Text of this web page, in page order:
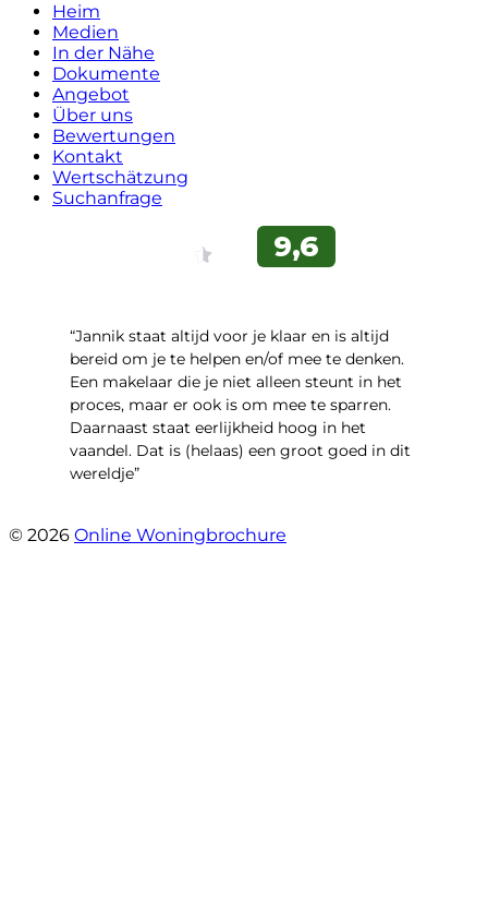
Heim
Medien
In der Nähe
Dokumente
Angebot
Über uns
Bewertungen
Kontakt
Wertschätzung
Suchanfrage
“Jannik staat altijd voor je klaar en is altijd
bereid om je te helpen en/of mee te denken.
Een makelaar die je niet alleen steunt in het
proces, maar er ook is om mee te sparren.
Daarnaast staat eerlijkheid hoog in het
vaandel. Dat is (helaas) een groot goed in dit
wereldje”
© 2026 Online Woningbrochure